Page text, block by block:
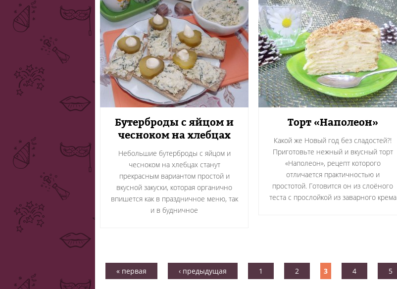
Бутерброды с яйцом и
чесноком на хлебцах
Небольшие бутерброды с яйцом и
чесноком на хлебцах станут
прекрасным вариантом простой и
вкусной закуски, которая органично
впишется как в праздничное меню, так
и в будничное
Торт «Наполеон»
Какой же Новый год без сладостей?!
Приготовьте нежный и вкусный торт
«Наполеон», рецепт которого
отличается практичностью и
простотой. Готовится он из слоёного
теста с прослойкой из заварного крема
« первая ‹ предыдущая 1 2 3 4 5